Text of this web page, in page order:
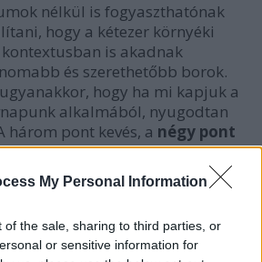
My Personal Information
of the sale, sharing to third parties, or
or sensitive information for
nélkül is fogyaszthatónak
hogy a kétezer környéki
is akadnak
és szerethetőbb borok.
hogy ha mi kapjuk a
alkalmából, nyugodtan
három pont kevés, a négy pont
inkább az utóbbi felé hajlok.